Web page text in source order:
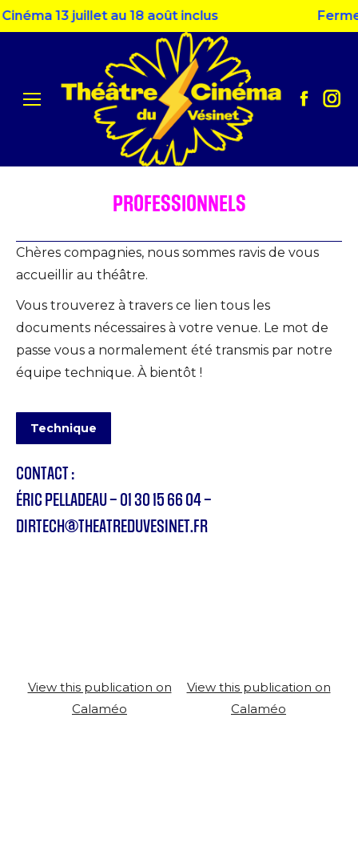
13 juillet au 18 août inclus
in
in
PROFESSIONNELS
Chères compagnies, nous sommes ravis de vous
accueillir au théâtre.
Vous trouverez à travers ce lien tous les
documents nécessaires à votre venue. Le mot de
passe vous a normalement été transmis par notre
équipe technique. À bientôt !
Technique
CONTACT :
ÉRIC PELLADEAU – 01 30 15 66 04 –
DIRTECH@THEATREDUVESINET.FR
View this publication on
Calaméo
View this publication on
Calaméo